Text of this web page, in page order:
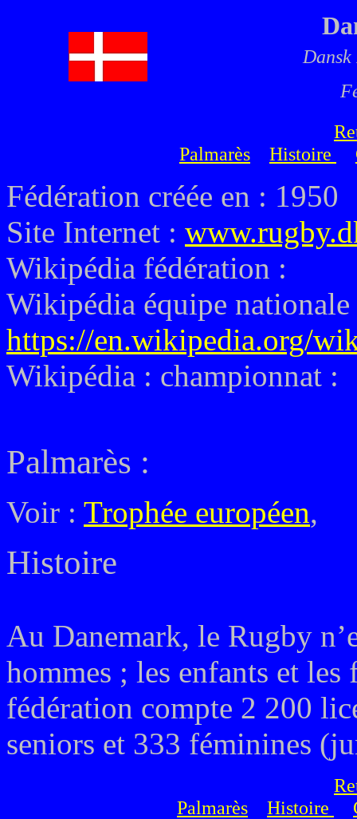
Palmarès
Histoire
Fédération créée en : 1950
Site Internet :
Wikipédia fédération :
Wikipédia équipe
https://en.wikipedia.org/
Wikipédia : championnat :
Palmarès :
Voir : Trophée européen,
Histoire
Au Danemark, le Rugby
hommes ; les enfants et
fédération compte 2 200
seniors et 333 féminines
Palmarès
Histoire